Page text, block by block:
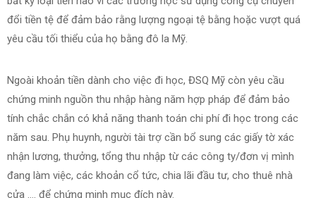
đổi tiền tệ để đảm bảo rằng lượng ngoại tệ bằng hoặc vượt quá
yêu cầu tối thiểu của họ bằng đô la Mỹ.
Ngoài khoản tiền dành cho việc đi học, ĐSQ Mỹ còn yêu cầu
chứng minh nguồn thu nhập hàng năm hợp pháp để đảm bảo
tính chắc chắn có khả năng thanh toán chi phí đi học trong các
năm sau. Phụ huynh, người tài trợ cần bổ sung các giấy tờ xác
nhận lương, thưởng, tổng thu nhập từ các công ty/đơn vị mình
đang làm việc, các khoản cổ tức, chia lãi đầu tư, cho thuê nhà
cửa …. để chứng minh mục đích này.